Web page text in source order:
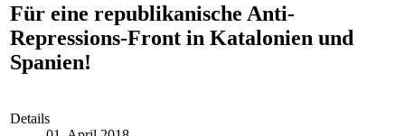
Für eine republikanische Anti-
Repressions-Front in Katalonien und
Spanien!
Details